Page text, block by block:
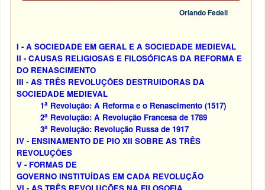
Orlando Fedeli
I - A SOCIEDADE EM GERAL E A SOCIEDADE MEDIEVAL
II - CAUSAS RELIGIOSAS E FILOSÓFICAS DA REFORMA E
DO RENASCIMENTO
III - AS TRÊS REVOLUÇÕES DESTRUIDORAS DA
SOCIEDADE MEDIEVAL
1a Revolução: A Reforma e o Renascimento (1517)
2a Revolução: A Revolução Francesa de 1789
3a Revolução: Revolução Russa de 1917
IV - ENSINAMENTO DE PIO XII SOBRE AS TRÊS
REVOLUÇÕES
V - FORMAS DE
GOVERNO INSTITUÍDAS EM CADA REVOLUÇÃO